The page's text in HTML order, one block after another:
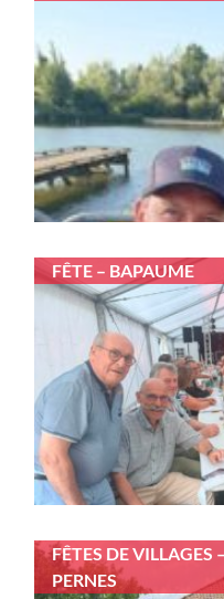
FÊTE – BAPAUME
FÊTES DE
PERNES